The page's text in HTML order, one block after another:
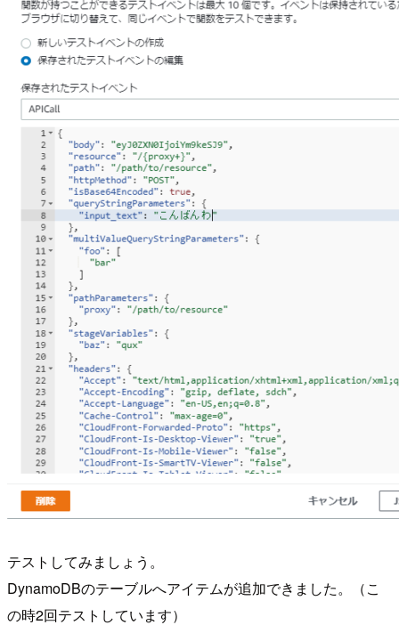
テストしてみましょう。
DynamoDBのテーブルへアイテムが追加できました。（こ
の時2回テストしています）